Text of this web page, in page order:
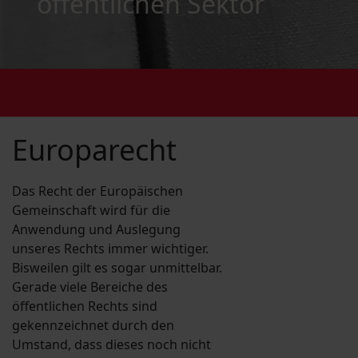
Europarecht
Das Recht der Europäischen
Gemeinschaft wird für die
Anwendung und Auslegung
unseres Rechts immer wichtiger.
Bisweilen gilt es sogar unmittelbar.
Gerade viele Bereiche des
öffentlichen Rechts sind
gekennzeichnet durch den
Umstand, dass dieses noch nicht